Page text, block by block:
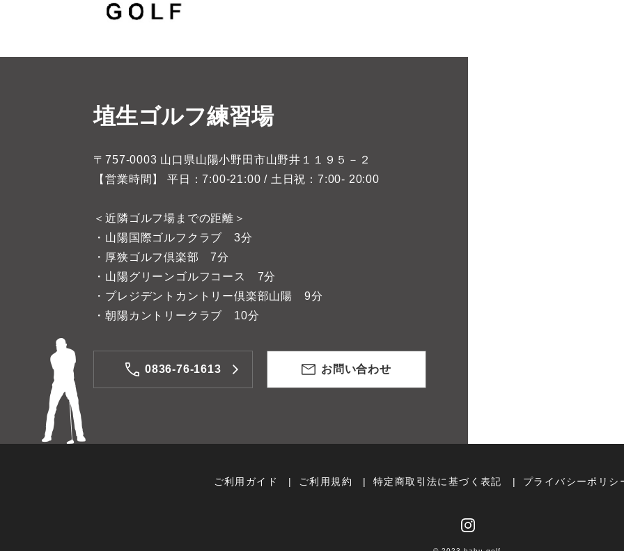
埴生ゴルフ練習場
〒757-0003 山口県山陽小野田市山野井１１９５－２
【営業時間】 平日：7:00-21:00 / 土日祝：7:00- 20:00
＜近隣ゴルフ場までの距離＞
・山陽国際ゴルフクラブ 3分
・厚狭ゴルフ倶楽部 7分
・山陽グリーンゴルフコース 7分
・プレジデントカントリー倶楽部山陽 9分
・朝陽カントリークラブ 10分
0836-76-1613 お問い合わせ
ご利用ガイド ご利用規約 特定商取引法に基づく表記 プライバシーポリシ